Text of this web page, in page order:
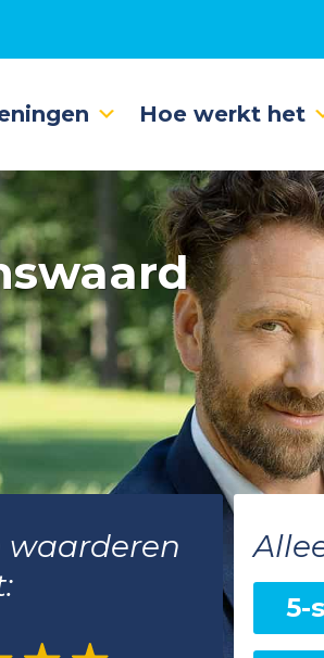
Hoe werkt het
waarderen
5-